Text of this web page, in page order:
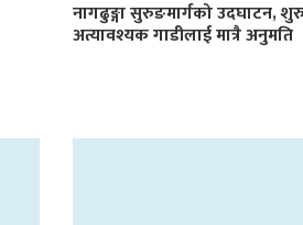
नागढुङ्गा सुरुङमार्गको उदघाटन,
अत्यावश्यक गाडीलाई मात्रै अनुमति